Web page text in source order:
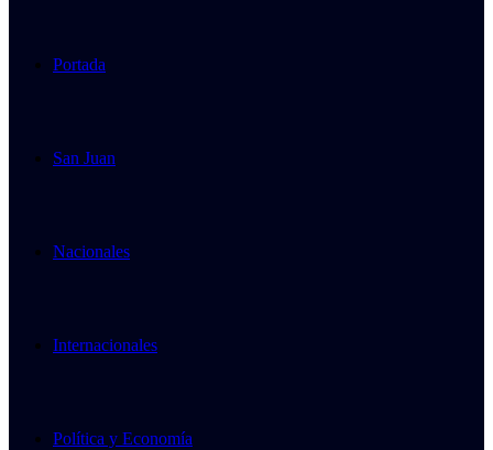
Portada
San Juan
Nacionales
Internacionales
Política y Economía